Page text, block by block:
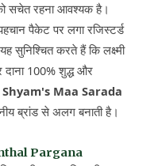
सचेत रहना आवश्यक है।
पैकेट पर लगा रजिस्टर्ड
सुनिश्चित करते हैं कि लक्ष्मी
दाना 100% शुद्ध और
Maa Sarada
ब्रांड से अलग बनाती है।
Pargana